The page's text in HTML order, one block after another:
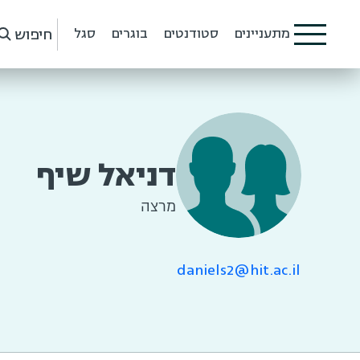
מתעניינים סטודנטים בוגרים סגל חיפוש
daniels2@hit.ac.il
דניאל שיף
מרצה